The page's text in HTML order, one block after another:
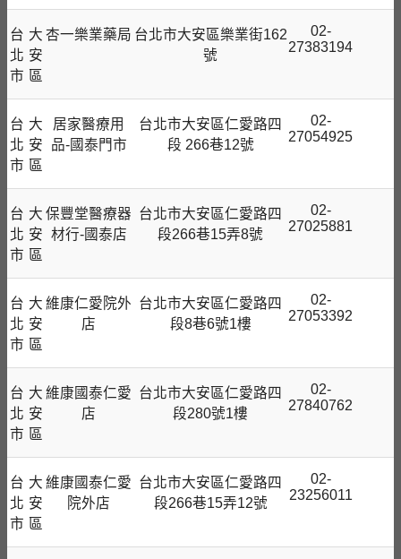
台
北
市
大
安
區
杏一樂業藥局 台北市大安區樂業街162
號
02-
27383194
台
北
市
大
安
區
居家醫療用
品-國泰門市
台北市大安區仁愛路四
段 266巷12號
02-
27054925
台
北
市
大
安
區
保豐堂醫療器
材行-國泰店
台北市大安區仁愛路四
段266巷15弄8號
02-
27025881
台
北
市
大
安
區
維康仁愛院外
店
台北市大安區仁愛路四
段8巷6號1樓
02-
27053392
台
北
市
大
安
區
維康國泰仁愛
店
台北市大安區仁愛路四
段280號1樓
02-
27840762
台
北
市
大
安
區
維康國泰仁愛
院外店
台北市大安區仁愛路四
段266巷15弄12號
02-
23256011